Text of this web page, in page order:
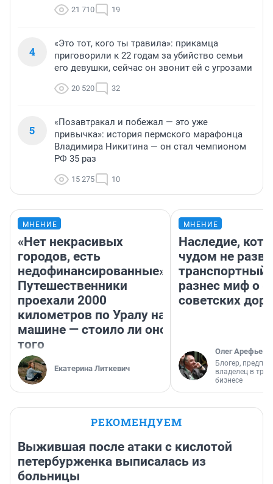
21 710 19
4
«Это тот, кого ты травила»: прикамца
приговорили к 22 годам за убийство семьи
его девушки, сейчас он звонит ей с угрозами
20 520 32
5
«Позавтракал и побежал — это уже
привычка»: история пермского марафонца
Владимира Никитина — он стал чемпионом
РФ 35 раз
15 275 10
МНЕНИЕ
«Нет некрасивых
городов, есть
недофинансированные».
Путешественники
проехали 2000
километров по Уралу на
машине — стоило ли оно
того
Екатерина Литкевич
МНЕНИЕ
Наследие,
чудом не
транспортный
разнес миф о
советских
Олег Арефьев
Блогер,
владелец в
бизнесе
РЕКОМЕНДУЕМ
Выжившая после атаки с кислотой
петербурженка выписалась из
больницы